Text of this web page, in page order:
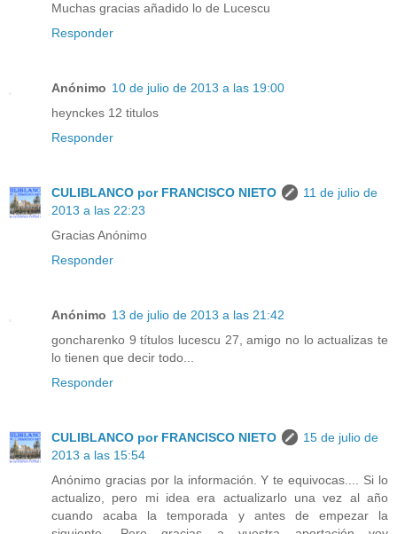
Muchas gracias añadido lo de Lucescu
Responder
Anónimo 10 de julio de 2013 a las 19:00
heynckes 12 titulos
Responder
CULIBLANCO por FRANCISCO NIETO
11 de julio de
2013 a las 22:23
Gracias Anónimo
Responder
Anónimo 13 de julio de 2013 a las 21:42
goncharenko 9 títulos lucescu 27, amigo no lo actualizas te
lo tienen que decir todo...
Responder
CULIBLANCO por FRANCISCO NIETO
15 de julio de
2013 a las 15:54
Anónimo gracias por la información. Y te equivocas.... Si lo
actualizo, pero mi idea era actualizarlo una vez al año
cuando acaba la temporada y antes de empezar la